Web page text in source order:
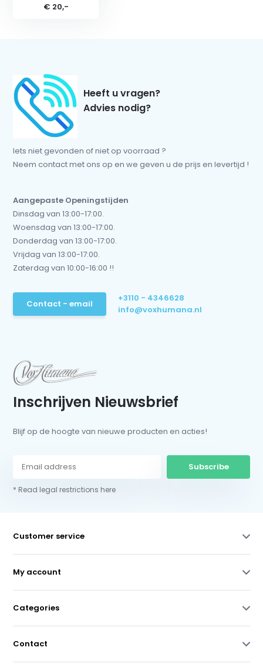
€ 20,-
Heeft u vragen?
Advies nodig?
Iets niet gevonden of niet op voorraad ?
Neem contact met ons op en we geven u de prijs en levertijd !
Aangepaste Openingstijden
Dinsdag van 13:00-17:00.
Woensdag van 13:00-17:00.
Donderdag van 13:00-17:00.
Vrijdag van 13:00-17:00.
Zaterdag van 10:00-16:00 !!
Contact - email
+3110 - 4346628
info@voxhumana.nl
Inschrijven Nieuwsbrief
Blijf op de hoogte van nieuwe producten en acties!
Subscribe
* Read legal restrictions here
Customer service
My account
Categories
Contact